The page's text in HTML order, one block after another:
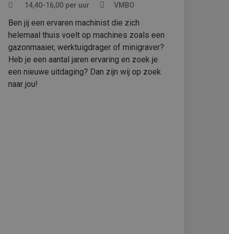
14,40-16,00 per uur VMBO
Ben jij een ervaren machinist die zich
helemaal thuis voelt op machines zoals een
gazonmaaier, werktuigdrager of minigraver?
Heb je een aantal jaren ervaring en zoek je
een nieuwe uitdaging? Dan zijn wij op zoek
naar jou!